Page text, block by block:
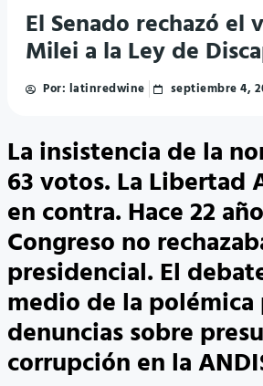
El Senado rechazó el
Milei a la Ley de
Por: latinredwine septiembre 4,
La insistencia de la
63 votos. La Libertad
en contra. Hace 22
Congreso no
presidencial. El
medio de la polémica
denuncias sobre
corrupción en la